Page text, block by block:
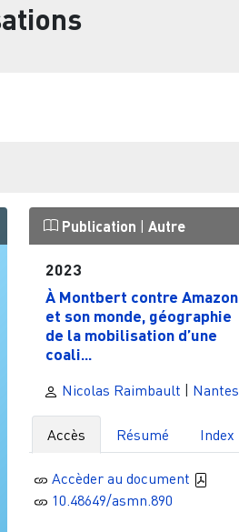
Publication | Autre
2023
À Montbert contre Amazon
et son monde, géographie
de la mobilisation d’une
coali...
Nicolas Raimbault | Nantes
Accès Résumé Index
Accèder au document
10.48649/asmn.890